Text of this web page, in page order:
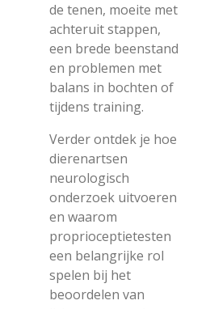
de tenen, moeite met
achteruit stappen,
een brede beenstand
en problemen met
balans in bochten of
tijdens training.
Verder ontdek je hoe
dierenartsen
neurologisch
onderzoek uitvoeren
en waarom
proprioceptietesten
een belangrijke rol
spelen bij het
beoordelen van